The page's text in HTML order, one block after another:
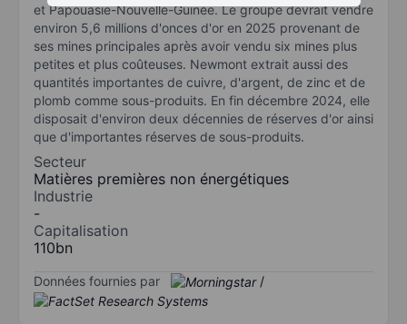
et Papouasie-Nouvelle-Guinée. Le groupe devrait vendre
environ 5,6 millions d'onces d'or en 2025 provenant de
ses mines principales après avoir vendu six mines plus
petites et plus coûteuses. Newmont extrait aussi des
quantités importantes de cuivre, d'argent, de zinc et de
plomb comme sous-produits. En fin décembre 2024, elle
disposait d'environ deux décennies de réserves d'or ainsi
que d'importantes réserves de sous-produits.
Secteur
Matières premières non énergétiques
Industrie
-
Capitalisation
110bn
Données fournies par /